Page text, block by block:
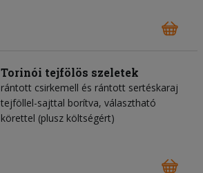
Torinói tejfölös szeletek
rántott csirkemell és rántott sertéskaraj
tejföllel-sajttal borítva, választható
körettel (plusz költségért)